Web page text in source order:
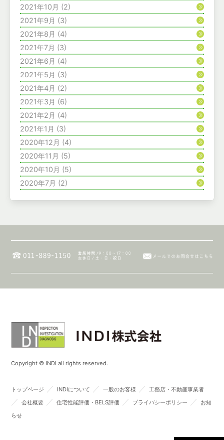
2021年10月 (2)
2021年9月 (3)
2021年8月 (4)
2021年7月 (3)
2021年6月 (4)
2021年5月 (3)
2021年4月 (2)
2021年3月 (6)
2021年2月 (4)
2021年1月 (3)
2020年12月 (4)
2020年11月 (5)
2020年10月 (5)
2020年7月 (2)
Copyright © INDI all rights reserved.
トップページ ／ INDIについて ／ 一般のお客様 ／ 工務店・不動産事業者
／ 会社概要 ／ 住宅性能評価・BELS評価 ／ プライバシーポリシー ／
お知
らせ